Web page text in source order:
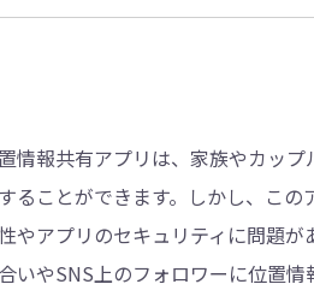
復元
4DDiG - 重複ファイ
Tenorshare Cleamio
情報共有アプリは、家族やカッ
ることができます。しかし、こ
やアプリのセキュリティに問題
いやSNS上のフォロワーに位置